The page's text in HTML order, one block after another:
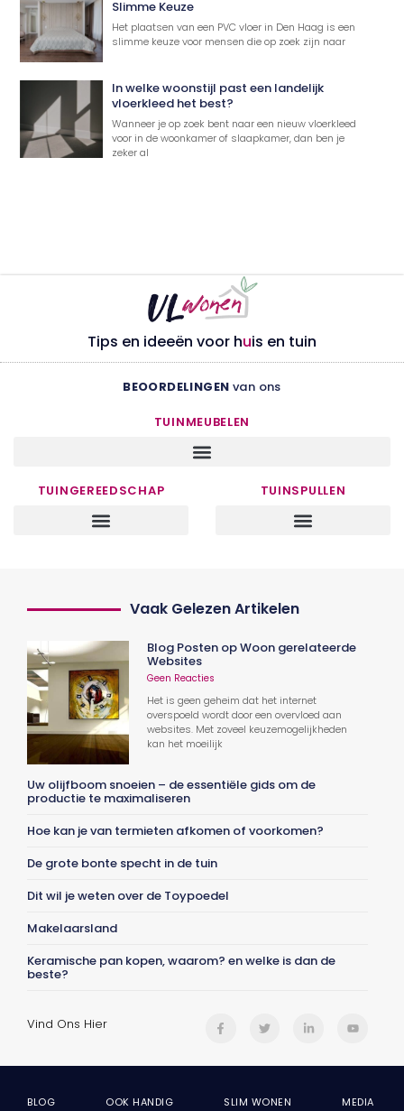
Slimme Keuze
Het plaatsen van een PVC vloer in Den Haag is een
slimme keuze voor mensen die op zoek zijn naar
In welke woonstijl past een landelijk
vloerkleed het best?
Wanneer je op zoek bent naar een nieuw vloerkleed
voor in de woonkamer of slaapkamer, dan ben je
zeker al
Tips en ideeën voor huis en tuin
BEOORDELINGEN van ons
TUINMEUBELEN
TUINGEREEDSCHAP TUINSPULLEN
Vaak Gelezen Artikelen
Blog Posten op Woon gerelateerde
Websites
Geen Reacties
Het is geen geheim dat het internet
overspoeld wordt door een overvloed aan
websites. Met zoveel keuzemogelijkheden
kan het moeilijk
Uw olijfboom snoeien – de essentiële gids om de
productie te maximaliseren
Hoe kan je van termieten afkomen of voorkomen?
De grote bonte specht in de tuin
Dit wil je weten over de Toypoedel
Makelaarsland
Keramische pan kopen, waarom? en welke is dan de
beste?
Vind Ons Hier
BLOG OOK HANDIG SLIM WONEN MEDIA